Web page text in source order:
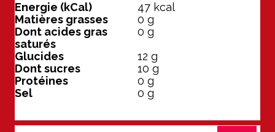
Energie (kCal) 47 kcal
Matières grasses
0 g
Dont acides gras
saturés
0 g
Glucides
12 g
Dont sucres
10 g
Protéines
0 g
Sel
0 g